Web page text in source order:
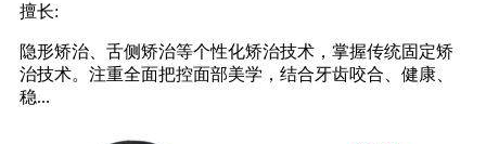
擅长:
隐形矫治、舌侧矫治等个性化矫治技术，掌握传统固定矫
治技术。注重全面把控面部美学，结合牙齿咬合、健康、
稳...